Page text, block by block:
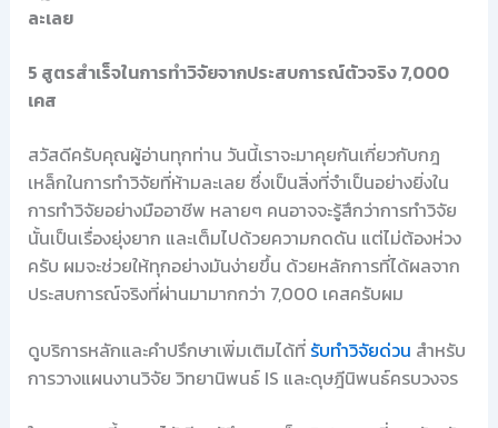
ละเลย
5 สูตรสำเร็จในการทำวิจัยจากประสบการณ์ตัวจริง 7,000
เคส
สวัสดีครับคุณผู้อ่านทุกท่าน วันนี้เราจะมาคุยกันเกี่ยวกับกฎ
เหล็กในการทำวิจัยที่ห้ามละเลย ซึ่งเป็นสิ่งที่จำเป็นอย่างยิ่งใน
การทำวิจัยอย่างมืออาชีพ หลายๆ คนอาจจะรู้สึกว่าการทำวิจัย
นั้นเป็นเรื่องยุ่งยาก และเต็มไปด้วยความกดดัน แต่ไม่ต้องห่วง
ครับ ผมจะช่วยให้ทุกอย่างมันง่ายขึ้น ด้วยหลักการที่ได้ผลจาก
ประสบการณ์จริงที่ผ่านมามากกว่า 7,000 เคสครับผม
ดูบริการหลักและคำปรึกษาเพิ่มเติมได้ที่ รับทำวิจัยด่วน สำหรับ
การวางแผนงานวิจัย วิทยานิพนธ์ IS และดุษฎีนิพนธ์ครบวงจร